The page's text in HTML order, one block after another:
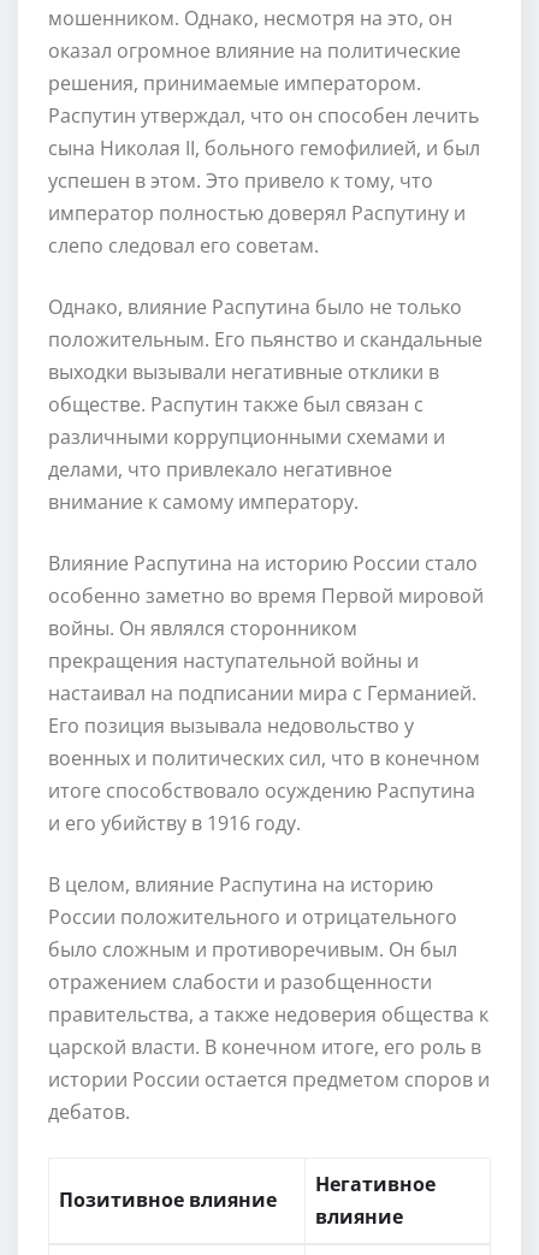
мошенником. Однако, несмотря на это, он
оказал огромное влияние на политические
решения, принимаемые императором.
Распутин утверждал, что он способен лечить
сына Николая II, больного гемофилией, и был
успешен в этом. Это привело к тому, что
император полностью доверял Распутину и
слепо следовал его советам.
Однако, влияние Распутина было не только
положительным. Его пьянство и скандальные
выходки вызывали негативные отклики в
обществе. Распутин также был связан с
различными коррупционными схемами и
делами, что привлекало негативное
внимание к самому императору.
Влияние Распутина на историю России стало
особенно заметно во время Первой мировой
войны. Он являлся сторонником
прекращения наступательной войны и
настаивал на подписании мира с Германией.
Его позиция вызывала недовольство у
военных и политических сил, что в конечном
итоге способствовало осуждению Распутина
и его убийству в 1916 году.
В целом, влияние Распутина на историю
России положительного и отрицательного
было сложным и противоречивым. Он был
отражением слабости и разобщенности
правительства, а также недоверия общества к
царской власти. В конечном итоге, его роль в
истории России остается предметом споров и
дебатов.
Позитивное влияние
Негативное
влияние